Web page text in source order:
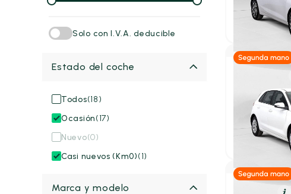
Solo con I.V.A. deducible
Estado del coche
(18)
Todos
(17)
Ocasión
(0)
Nuevo
(1)
Casi nuevos (Km0)
Marca y modelo
202519.325
16.950€
Hyundai
1.5 DPI
202259.090
14.950€